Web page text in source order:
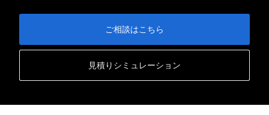
ご相談はこちら
見積りシミュレーション